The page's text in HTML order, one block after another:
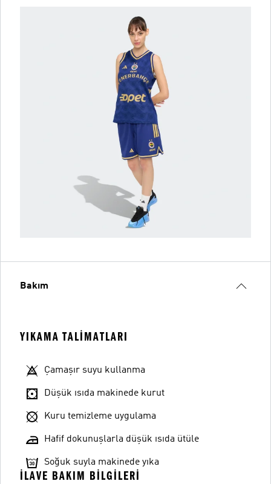
Bakım
YIKAMA TALIMATLARI
Çamaşır suyu kullanma
Düşük ısıda makinede kurut
Kuru temizleme uygulama
Hafif dokunuşlarla düşük ısıda ütüle
Soğuk suyla makinede yıka
İLAVE BAKIM BILGILERI